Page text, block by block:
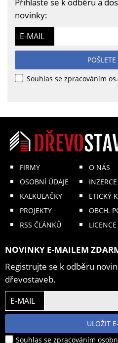
novinky:
E-MAIL
Souhlas se zpracováním
FIRMY
OSOBNÍ ÚDAJE
KALKULAČKY
PROJEKTY
RSS ČLÁNKŮ
O NÁS
INZERCE
ETICKÝ
OBCH.
LICENCE
NOVINKY E-MAILEM
Registrujte se k odběru
dřevostaveb.
E-MAIL
ULOŽIT
Souhlas se zpracováním